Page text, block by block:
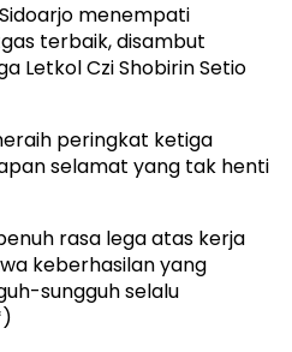
menempati
terbaik, disambut
Letkol Czi Shobirin Setio
peringkat ketiga
selamat yang tak henti
rasa lega atas kerja
keberhasilan yang
sungguh selalu